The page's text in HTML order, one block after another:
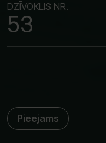
DZĪVOKLIS NR.
53
Pieejams